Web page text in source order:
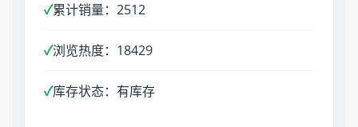
✓累计销量：2512
✓浏览热度：18429
✓库存状态：有库存